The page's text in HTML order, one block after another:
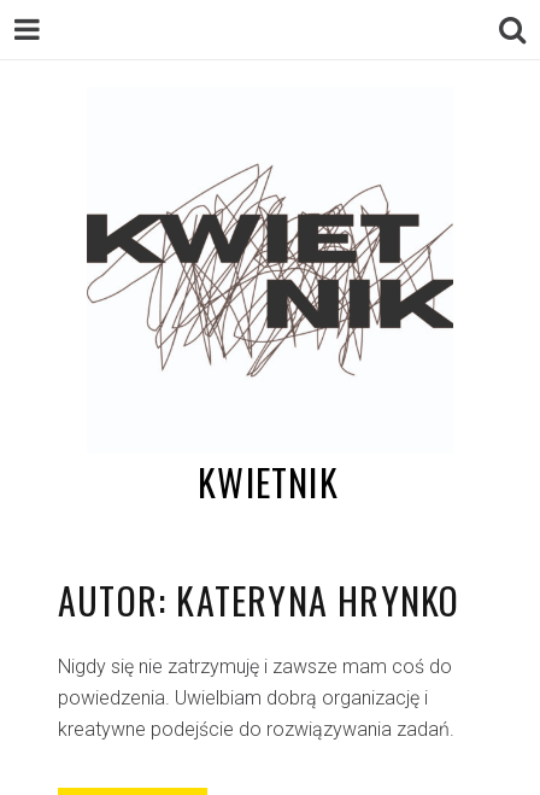
KWIETNIK
AUTOR: KATERYNA HRYNKO
Nigdy się nie zatrzymuję i zawsze mam coś do
powiedzenia. Uwielbiam dobrą organizację i
kreatywne podejście do rozwiązywania zadań.